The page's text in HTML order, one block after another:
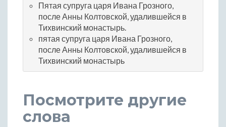
Пятая супруга царя Ивана Грозного,
после Анны Колтовской, удалившейся в
Тихвинский монастырь.
пятая супруга царя Ивана Грозного,
после Анны Колтовской, удалившейся в
Тихвинский монастырь
Посмотрите другие
слова